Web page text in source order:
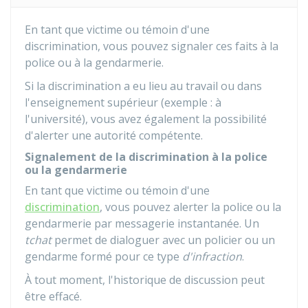
En tant que victime ou témoin d'une
discrimination, vous pouvez signaler ces faits à la
police ou à la gendarmerie.
Si la discrimination a eu lieu au travail ou dans
l'enseignement supérieur (exemple : à
l'université), vous avez également la possibilité
d'alerter une autorité compétente.
Signalement de la discrimination à la police
ou la gendarmerie
En tant que victime ou témoin d'une
discrimination, vous pouvez alerter la police ou la
gendarmerie par messagerie instantanée. Un
tchatpermet de dialoguer avec un policier ou un
gendarme formé pour ce type d'infraction.
À tout moment, l'historique de discussion peut
être effacé.